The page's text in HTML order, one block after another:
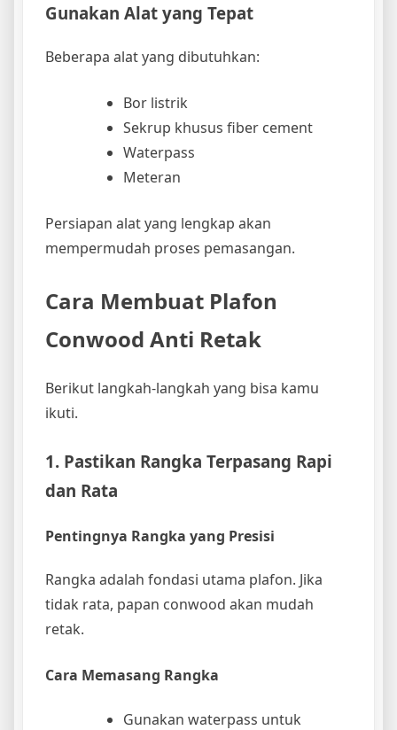
Gunakan Alat yang Tepat
Beberapa alat yang dibutuhkan:
Bor listrik
Sekrup khusus fiber cement
Waterpass
Meteran
Persiapan alat yang lengkap akan
mempermudah proses pemasangan.
Cara Membuat Plafon
Conwood Anti Retak
Berikut langkah-langkah yang bisa kamu
ikuti.
1. Pastikan Rangka Terpasang Rapi
dan Rata
Pentingnya Rangka yang Presisi
Rangka adalah fondasi utama plafon. Jika
tidak rata, papan conwood akan mudah
retak.
Cara Memasang Rangka
Gunakan waterpass untuk